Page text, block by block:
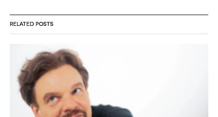
RELATED POSTS